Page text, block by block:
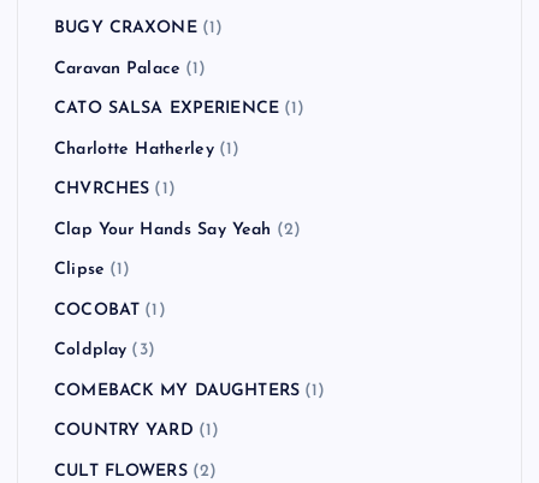
BUGY CRAXONE(1)
Caravan Palace (1)
CATO SALSA EXPERIENCE (1)
Charlotte Hatherley(1)
CHVRCHES (1)
Clap Your Hands Say Yeah (2)
Clipse (1)
COCOBAT (1)
Coldplay (3)
COMEBACK MY DAUGHTERS (1)
COUNTRY YARD (1)
CULT FLOWERS(2)